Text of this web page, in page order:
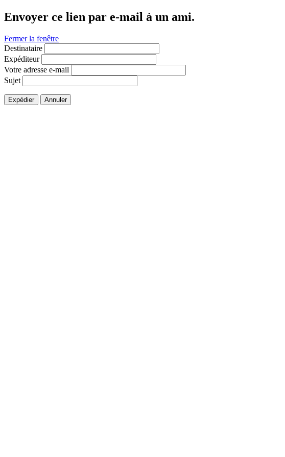
Envoyer ce lien par e-mail à un ami.
Fermer la fenêtre
Destinataire
Expéditeur
Votre adresse e-mail
Sujet
Expédier Annuler